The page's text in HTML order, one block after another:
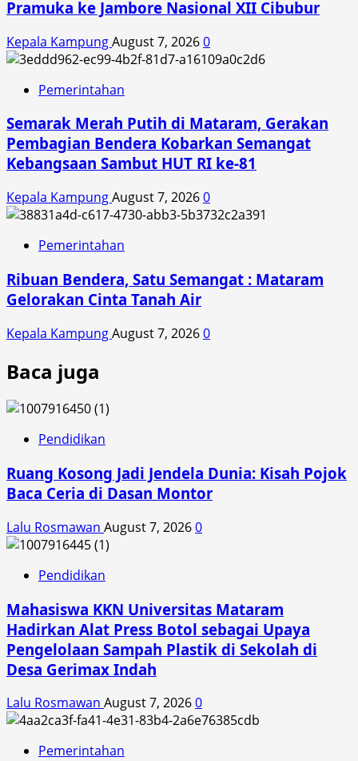
Pramuka ke Jambore Nasional XII Cibubur
Kepala KampungAugust 7, 20260
Pemerintahan
Semarak Merah Putih di Mataram, Gerakan
Pembagian Bendera Kobarkan Semangat
Kebangsaan Sambut HUT RI ke-81
Kepala KampungAugust 7, 20260
Pemerintahan
Ribuan Bendera, Satu Semangat : Mataram
Gelorakan Cinta Tanah Air
Kepala KampungAugust 7, 20260
Baca juga
Pendidikan
Ruang Kosong Jadi Jendela Dunia: Kisah Pojok
Baca Ceria di Dasan Montor
Lalu Rosmawan August 7, 20260
Pendidikan
Mahasiswa KKN Universitas Mataram
Hadirkan Alat Press Botol sebagai Upaya
Pengelolaan Sampah Plastik di Sekolah di
Desa Gerimax Indah
Lalu Rosmawan August 7, 20260
Pemerintahan